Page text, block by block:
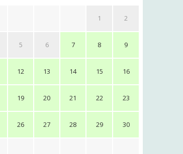
1 2
5 6 7 8 9
12 13 14 15 16
19 20 21 22 23
26 27 28 29 30